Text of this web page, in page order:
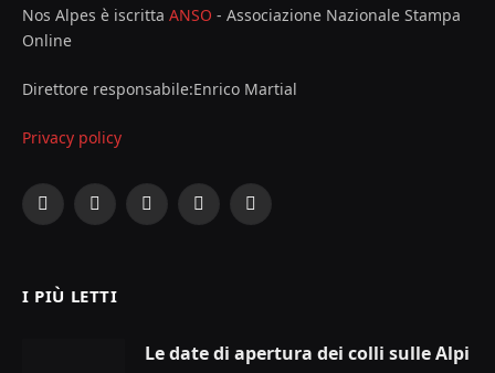
Nos Alpes è iscritta ANSO - Associazione Nazionale Stampa
Online
Direttore responsabile:Enrico Martial
Privacy policy
Facebook
X
InstagramYouTubeLinkedIn
I PIÙ LETTI
Le date di apertura dei colli sulle Alpi